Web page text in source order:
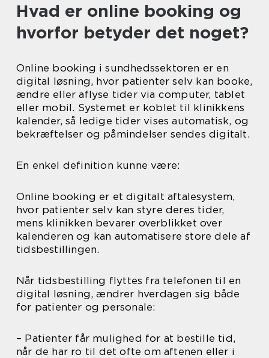
Hvad er online booking og
hvorfor betyder det noget?
Online booking i sundhedssektoren er en
digital løsning, hvor patienter selv kan booke,
ændre eller aflyse tider via computer, tablet
eller mobil. Systemet er koblet til klinikkens
kalender, så ledige tider vises automatisk, og
bekræftelser og påmindelser sendes digitalt.
En enkel definition kunne være:
Online booking er et digitalt aftalesystem,
hvor patienter selv kan styre deres tider,
mens klinikken bevarer overblikket over
kalenderen og kan automatisere store dele af
tidsbestillingen.
Når tidsbestilling flyttes fra telefonen til en
digital løsning, ændrer hverdagen sig både
for patienter og personale:
– Patienter får mulighed for at bestille tid,
når de har ro til det ofte om aftenen eller i